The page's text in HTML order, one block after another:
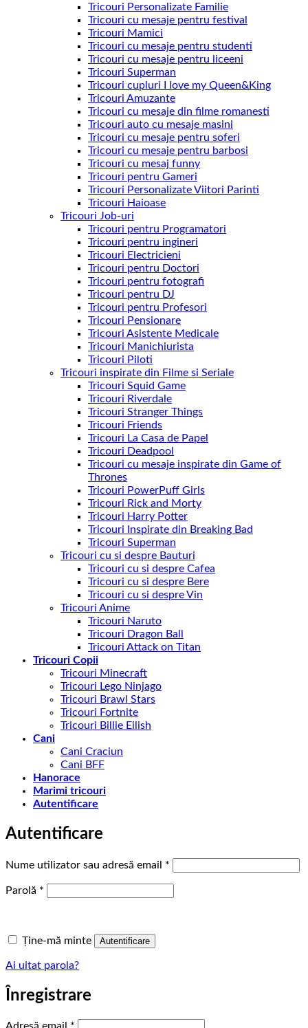
Tricouri Personalizate Familie
Tricouri cu mesaje pentru festival
Tricouri Mamici
Tricouri cu mesaje pentru studenti
Tricouri cu mesaje pentru liceeni
Tricouri Superman
Tricouri cupluri I love my Queen&King
Tricouri Amuzante
Tricouri cu mesaje din filme romanesti
Tricouri auto cu mesaje masini
Tricouri cu mesaje pentru soferi
Tricouri cu mesaje pentru barbosi
Tricouri cu mesaj funny
Tricouri pentru Gameri
Tricouri Personalizate Viitori Parinti
Tricouri Haioase
Tricouri Job-uri
Tricouri pentru Programatori
Tricouri pentru ingineri
Tricouri Electricieni
Tricouri pentru Doctori
Tricouri pentru fotografi
Tricouri pentru DJ
Tricouri pentru Profesori
Tricouri Pensionare
Tricouri Asistente Medicale
Tricouri Manichiurista
Tricouri Piloti
Tricouri inspirate din Filme si Seriale
Tricouri Squid Game
Tricouri Riverdale
Tricouri Stranger Things
Tricouri Friends
Tricouri La Casa de Papel
Tricouri Deadpool
Tricouri cu mesaje inspirate din Game of
Thrones
Tricouri PowerPuff Girls
Tricouri Rick and Morty
Tricouri Harry Potter
Tricouri Inspirate din Breaking Bad
Tricouri Superman
Tricouri cu si despre Bauturi
Tricouri cu si despre Cafea
Tricouri cu si despre Bere
Tricouri cu si despre Vin
Tricouri Anime
Tricouri Naruto
Tricouri Dragon Ball
Tricouri Attack on Titan
Tricouri Copii
Tricouri Minecraft
Tricouri Lego Ninjago
Tricouri Brawl Stars
Tricouri Fortnite
Tricouri Billie Eilish
Cani
Cani Craciun
Cani BFF
Hanorace
Marimi tricouri
Autentificare
Autentificare
Nume utilizator sau adresă email *
Parolă *
Ține-mă minte Autentificare
Ai uitat parola?
Înregistrare